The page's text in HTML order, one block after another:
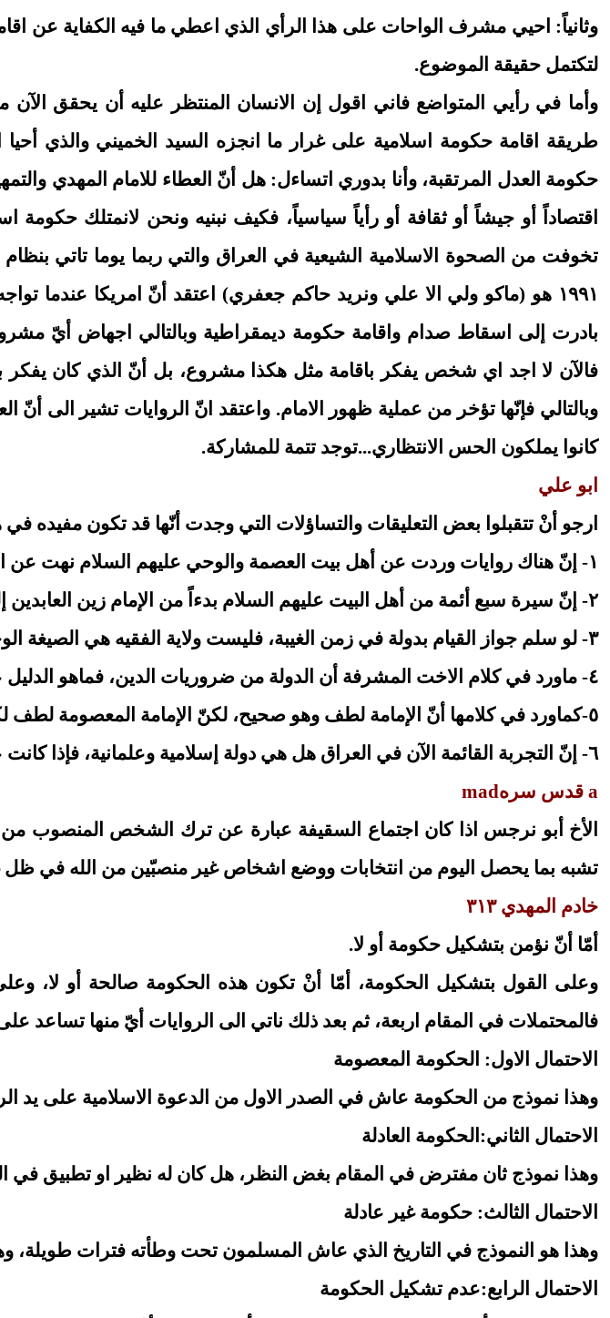
وثانياً: احيي مشرف الواحات على هذا الرأي الذي اعطي ما فيه الكفاية عن
لتكتمل حقيقة الموضوع.
وأما في رأيي المتواضع فاني اقول إن الانسان المنتظر عليه أن يحقق الآن
طريقة اقامة حكومة اسلامية على غرار ما انجزه السيد الخميني والذي أحيا
حكومة العدل المرتقبة، وأنا بدوري اتساءل: هل أنّ العطاء للامام المهدي
اقتصاداً أو جيشاً أو ثقافة أو رأياً سياسياً، فكيف نبنيه ونحن لانمتلك
تخوفت من الصحوة الاسلامية الشيعية في العراق والتي ربما يوما تاتي
١٩٩١ هو (ماكو ولي الا علي ونريد حاكم جعفري) اعتقد أنّ امريكا عندما
بادرت إلى اسقاط صدام واقامة حكومة ديمقراطية وبالتالي اجهاض أيّ
فالآن لا اجد اي شخص يفكر باقامة مثل هكذا مشروع، بل أنّ الذي كان
وبالتالي فإنّها تؤخر من عملية ظهور الامام. واعتقد انّ الروايات تشير الى
كانوا يملكون الحس الانتظاري...توجد تتمة للمشاركة.
ابو علي
ارجو أنْ تتقبلوا بعض التعليقات والتساؤلات التي وجدت أنّها قد تكون مفيده
١- إنّ هناك روايات وردت عن أهل بيت العصمة والوحي عليهم السلام نهت عن القيام بدولة إلى أنْ يظهر الحجة عليه السلام.
٢- إنّ سيرة سبع أئمة من أهل البيت عليهم السلام بدءاً من الإمام زين العابدين إلى الامام العسكري عليهم السلام كانت جارية على عدم إقامة دولة.
٣- لو سلم جواز القيام بدولة في زمن الغيبة، فليست ولاية الفقيه هي الصيغة الوحيدة للدولة الإسلامية.
٤- ماورد في كلام الاخت المشرفة أن الدولة من ضروريات الدين، فماهو الدليل عليه وماهو تعريف ضروري الدين في نظرها.
٥-كماورد في كلامها أنّ الإمامة لطف وهو صحيح، لكنّ الإمامة المعصومة لطف لكي تأخذ بيد البشرية إلى بر الأمان لا الحكومة غير المعصومة.
٦- إنّ التجربة القائمة الآن في العراق هل هي دولة إسلامية وعلمانية، فإذا كانت علمانية فماهو الدليل على جواز المشاركة فيها.
a قدس سرهmad
الأخ أبو نرجس اذا كان اجتماع السقيفة عبارة عن ترك الشخص المنصوب من
تشبه بما يحصل اليوم من انتخابات ووضع اشخاص غير منصبّين من الله في ظل
خادم المهدي ٣١٣
أمّا أنّ نؤمن بتشكيل حكومة أو لا.
وعلى القول بتشكيل الحكومة، أمّا أنْ تكون هذه الحكومة صالحة أو لا،
فالمحتملات في المقام اربعة، ثم بعد ذلك ناتي الى الروايات أيّ منها تساعد
الاحتمال الاول: الحكومة المعصومة
وهذا نموذج من الحكومة عاش في الصدر الاول من الدعوة الاسلامية على يد
الاحتمال الثاني:الحكومة العادلة
وهذا نموذج ثان مفترض في المقام بغض النظر، هل كان له نظير او تطبيق في
الاحتمال الثالث: حكومة غير عادلة
وهذا هو النموذج في التاريخ الذي عاش المسلمون تحت وطأته فترات طويلة،
الاحتمال الرابع:عدم تشكيل الحكومة